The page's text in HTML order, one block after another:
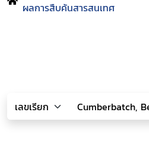
ผลการสืบค้นสารสนเทศ